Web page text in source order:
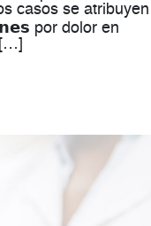
casos se
por dolor en
[…]